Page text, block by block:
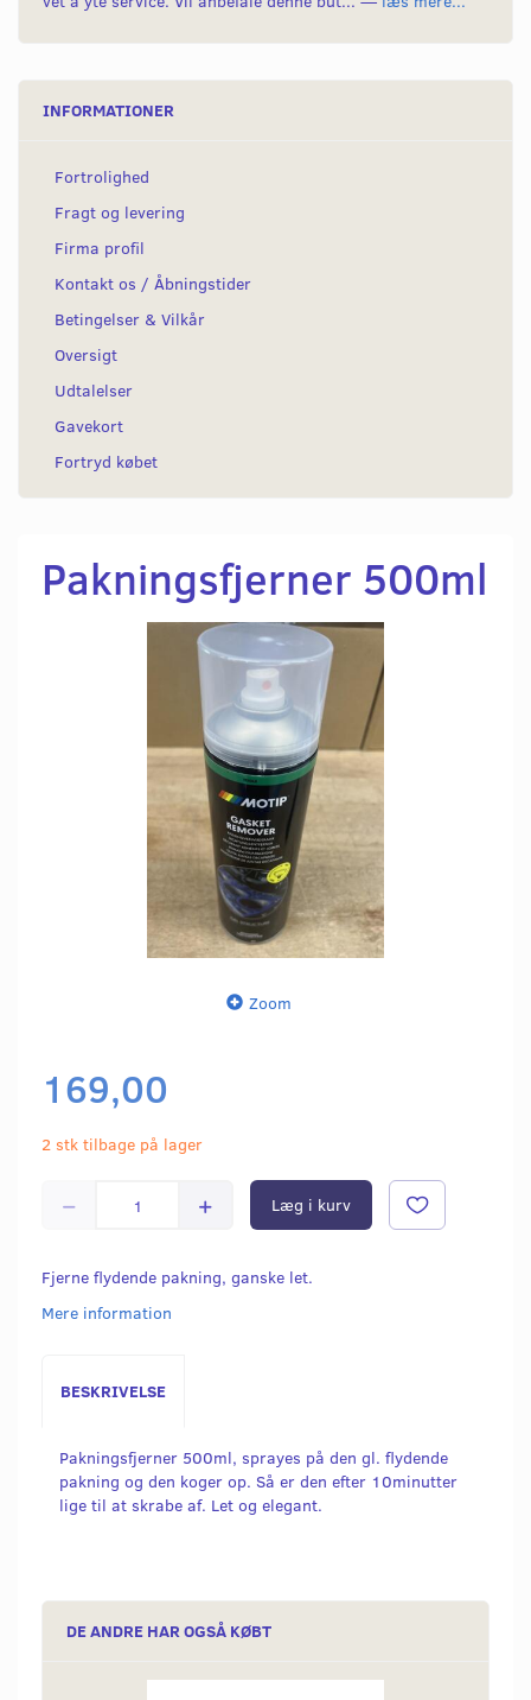
INFORMATIONER
Fortrolighed
Fragt og levering
Firma profil
Kontakt os / Åbningstider
Betingelser & Vilkår
Oversigt
Udtalelser
Gavekort
Fortryd købet
Pakningsfjerner 500ml
Zoom
169,00
2 stk tilbage på lager
Læg i kurv
Fjerne flydende pakning, ganske let.
Mere information
BESKRIVELSE
Pakningsfjerner 500ml, sprayes på den gl. flydende
pakning og den koger op. Så er den efter 10minutter
lige til at skrabe af. Let og elegant.
DE ANDRE HAR OGSÅ KØBT